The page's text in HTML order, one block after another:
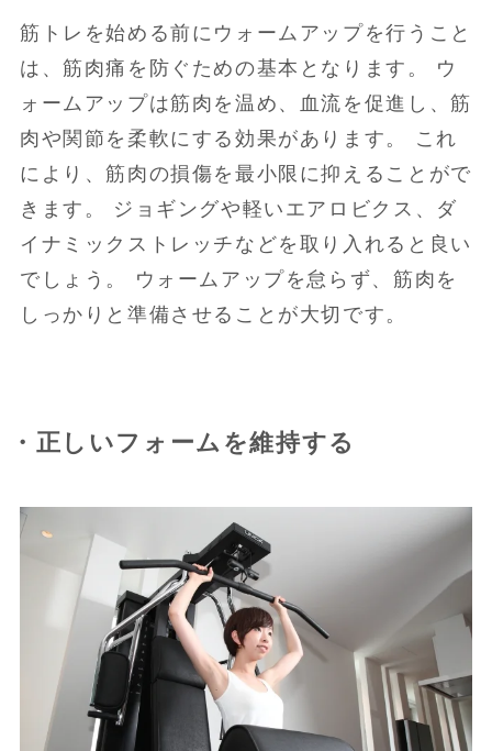
筋トレを始める前にウォームアップを行うこと
は、筋肉痛を防ぐための基本となります。 ウ
ォームアップは筋肉を温め、血流を促進し、筋
肉や関節を柔軟にする効果があります。 これ
により、筋肉の損傷を最小限に抑えることがで
きます。 ジョギングや軽いエアロビクス、ダ
イナミックストレッチなどを取り入れると良い
でしょう。 ウォームアップを怠らず、筋肉を
しっかりと準備させることが大切です。
・正しいフォームを維持する